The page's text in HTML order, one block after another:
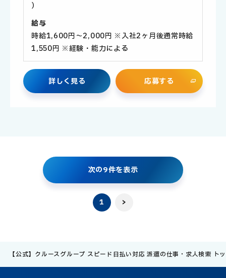
）
給与
時給1,600円～2,000円 ※入社2ヶ月後通常時給
1,550円 ※経験・能力による
詳しく見る 応募する
次の9件を表示
1 >
【公式】クルースグループ スピード日払い対応 派遣の仕事・求人検索 ト